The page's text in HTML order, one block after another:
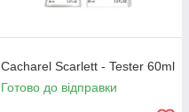
Cacharel Scarlett - Tester 60ml
Готово до відправки